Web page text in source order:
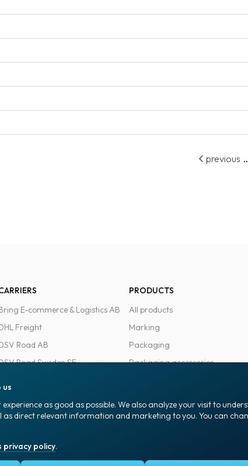
previous
E-commerce & Logistics AB
Freight
Road AB
Road Sweden SE
Sverige AB
PRODUCTS
All products
Marking
Packaging
Packaging accessories
us
as good as possible. We also analyze your visit to
as direct relevant information and marketing to you. You can
privacy policy.